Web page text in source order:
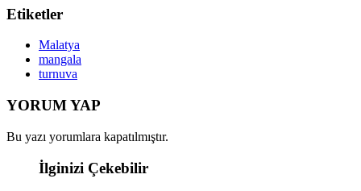
Etiketler
Malatya
mangala
turnuva
YORUM YAP
Bu yazı yorumlara kapatılmıştır.
İlginizi Çekebilir